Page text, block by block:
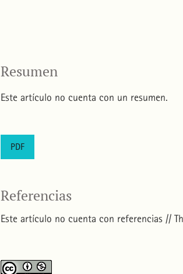
Resumen
Este artículo no cuenta con un resumen.
PDF
Referencias
Este artículo no cuenta con referencias //